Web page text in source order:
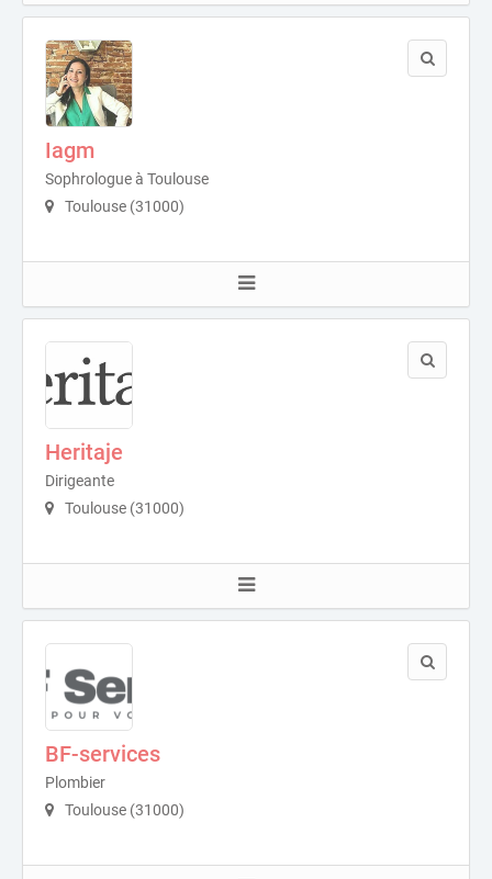
Iagm
Sophrologue à Toulouse
Toulouse (31000)
Heritaje
Dirigeante
Toulouse (31000)
BF-services
Plombier
Toulouse (31000)